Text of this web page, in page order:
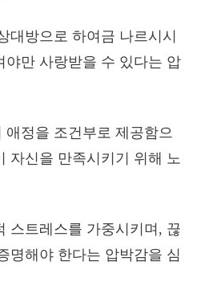
대방으로 하여금 나르시시
야만 사랑받을 수 있다는 압
애정을 조건부로 제공함으
자신을 만족시키기 위해 노
스트레스를 가중시키며, 끊
명해야 한다는 압박감을 심